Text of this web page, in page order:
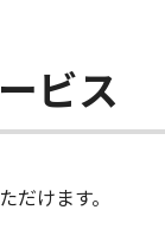
ビス
だけます。